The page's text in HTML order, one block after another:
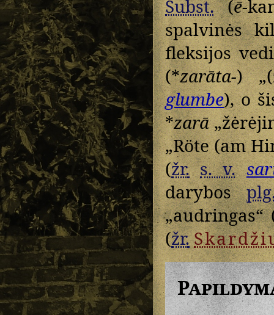
Subst.(ē-
spalvinės
fleksijos
(*zarāta-)
glumbe), o
*zarā
„Röte (am
(žr. s. v.
darybos
„audringas“
(žr.